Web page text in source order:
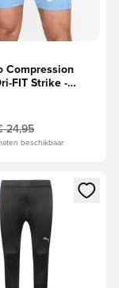
Compression
FIT Strike -
24,95
beschikbaar
aan te melden als
venster om in te